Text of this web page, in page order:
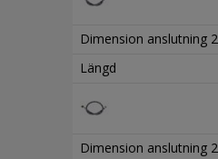
Dimension anslutning 2
Längd
Dimension anslutning 2